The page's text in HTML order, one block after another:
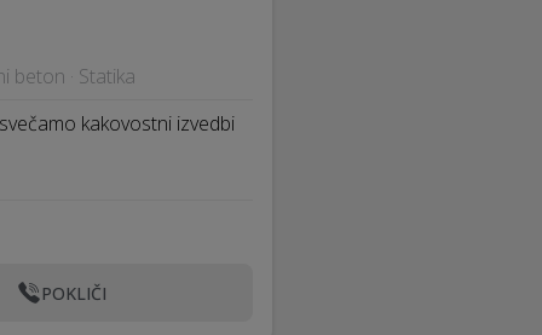
beton · Statika
kakovostni izvedbi
POKLIČI